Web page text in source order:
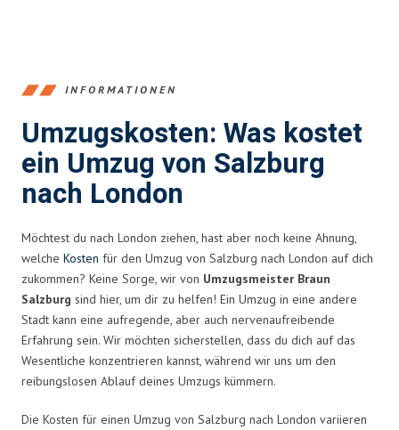
INFORMATIONEN
Umzugskosten: Was kostet
ein Umzug von Salzburg
nach London
Möchtest du nach London ziehen, hast aber noch keine Ahnung,
welche Kosten für den Umzug von Salzburg nach London auf dich
zukommen? Keine Sorge, wir von Umzugsmeister Braun
Salzburg sind hier, um dir zu helfen! Ein Umzug in eine andere
Stadt kann eine aufregende, aber auch nervenaufreibende
Erfahrung sein. Wir möchten sicherstellen, dass du dich auf das
Wesentliche konzentrieren kannst, während wir uns um den
reibungslosen Ablauf deines Umzugs kümmern.
Die Kosten für einen Umzug von Salzburg nach London variieren